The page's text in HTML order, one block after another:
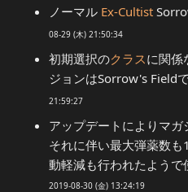
ノーマル Ex-Cultist
08-29 (木) 21:50:34
初期選択のクラスに関係
ジョンはSorrow's Field
21:59:27
アップデートによりマガ
それに伴い最大弾薬数
動軽減も行われたよう
2019-08-30 (金) 13:24:19